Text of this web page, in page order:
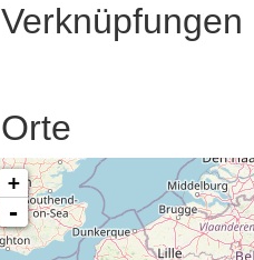
Verknüpfungen
Orte
+
-